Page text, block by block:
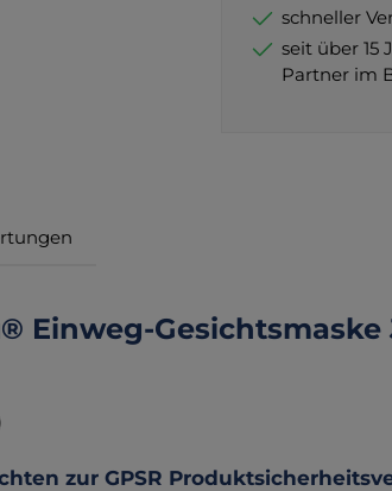
schneller
seit über 15
Partner im
Einweg-Gesichtsmaske
zur GPSR